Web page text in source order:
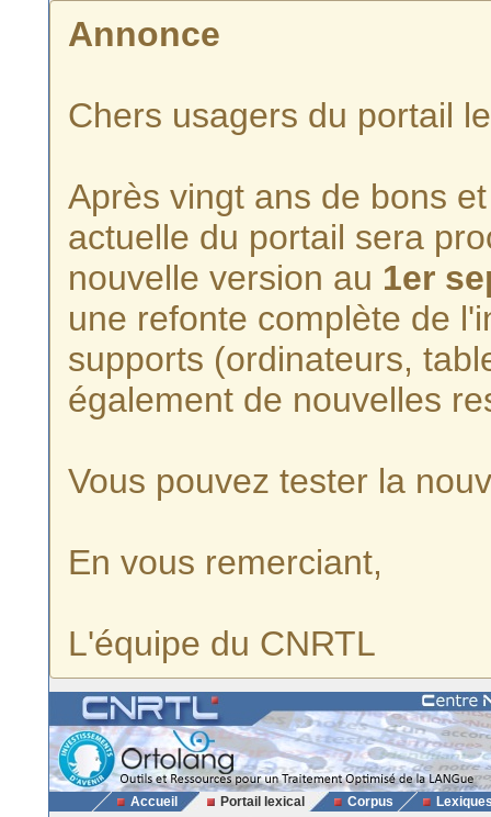
Annonce
Chers usagers du portail
Après vingt ans de bons
actuelle du portail sera
nouvelle version au 1er
une refonte complète de
supports (ordinateurs,
également de nouvelles
Vous pouvez tester la
En vous remerciant,
L'équipe du CNRTL
Accueil Portail lexical Corpus